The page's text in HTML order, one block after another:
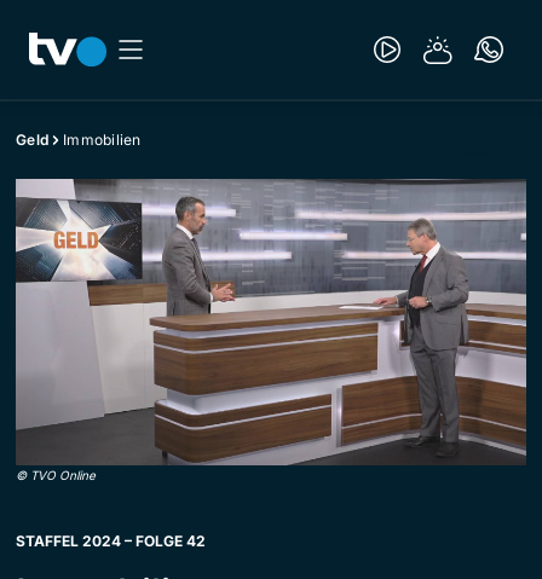
Geld Immobilien
© TVO Online
STAFFEL 2024 – FOLGE 42